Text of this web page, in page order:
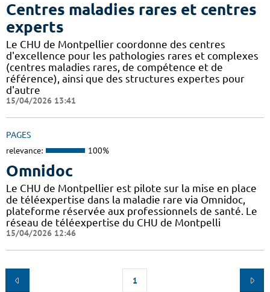
Centres maladies rares et centres
experts
Le CHU de Montpellier coordonne des centres
d'excellence pour les pathologies rares et complexes
(centres maladies rares, de compétence et de
référence), ainsi que des structures expertes pour
d'autre
15/04/2026 13:41
PAGES
relevance: 100%
Omnidoc
Le CHU de Montpellier est pilote sur la mise en place
de téléexpertise dans la maladie rare via Omnidoc,
plateforme réservée aux professionnels de santé. Le
réseau de téléexpertise du CHU de Montpelli
15/04/2026 12:46
1